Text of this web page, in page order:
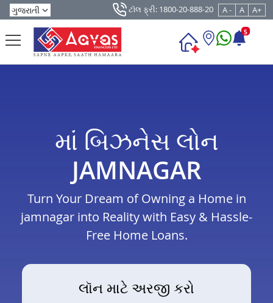
ટૉલ ફ્રી: 1800-20-888-20 A - A A+
5
માં બિઝનેસ લોન
JAMNAGAR
Turn Your Dream of Owning a Home in
jamnagar into Reality with Easy & Hassle-
Free Home Loans.
લૉન માટે અરજી કરો